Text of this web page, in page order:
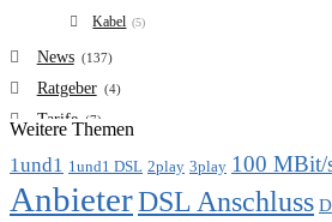
Kabel (5)
News (137)
Ratgeber (4)
Tarife (7)
Weitere Themen
1und1 1und1 DSL 2play 3play 100 MBit/
AnbieterDSL Anschluss